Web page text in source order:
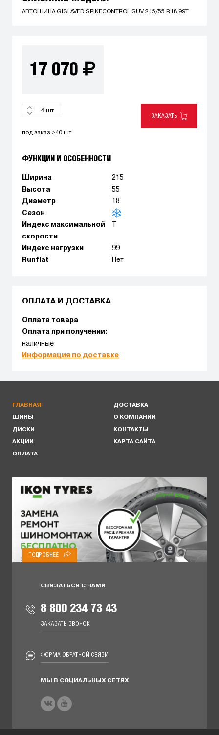
АВТОШИНА GISLAVED SPIKECONTROL SUV 215/55 R18 99T
17 070
шт
ЗАКАЗАТЬ
под заказ >40 шт
ФУНКЦИИ И ОСОБЕННОСТИ
Ширина
215
Высота
55
Диаметр
18
Сезон
Индекс максимальной
скорости
Индекс нагрузки
99
Runflat
Нет
ОПЛАТА И ДОСТАВКА
Оплата товара
Оплата при получении:
наличные
Информация по доставке
ГЛАВНАЯ
ШИНЫ
ДИСКИ
АКЦИИ
ОПЛАТА
ДОСТАВКА
О КОМПАНИИ
КОНТАКТЫ
КАРТА САЙТА
ПОДРОБНЕЕ
СВЯЗАТЬСЯ С НАМИ
8 800 234 73 43
ЗАКАЗАТЬ ЗВОНОК
ФОРМА ОБРАТНОЙ СВЯЗИ
МЫ В СОЦИАЛЬНЫХ СЕТЯХ